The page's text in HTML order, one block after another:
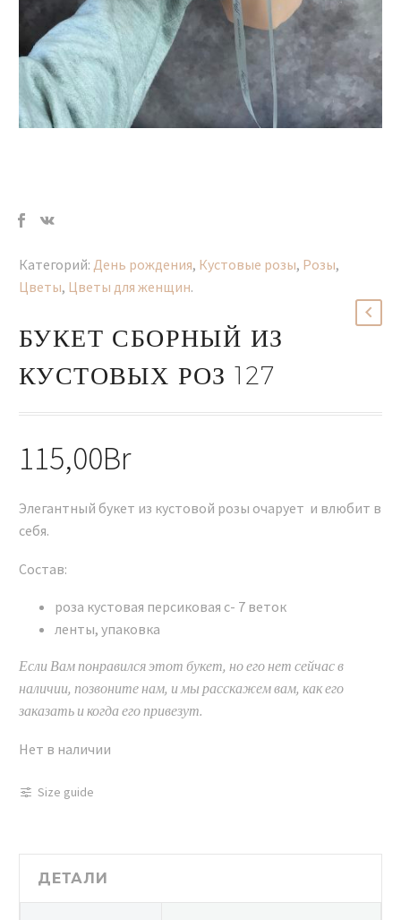
Категорий: День рождения, Кустовые розы, Розы,
Цветы, Цветы для женщин.
БУКЕТ СБОРНЫЙ ИЗ
КУСТОВЫХ РОЗ 127
115,00Br
Элегантный букет из кустовой розы очарует и влюбит в
себя.
Состав:
роза кустовая персиковая с- 7 веток
ленты, упаковка
Если Вам понравился этот букет, но его нет сейчас в
наличии, позвоните нам, и мы расскажем вам, как его
заказать и когда его привезут.
Нет в наличии
Size guide
ДЕТАЛИ